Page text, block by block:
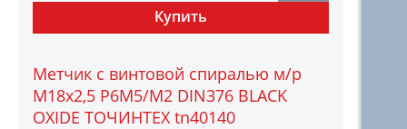
Метчик с винтовой спиралью м/р
М18х2,5 Р6М5/М2 DIN376 BLACK
OXIDE ТОЧИНТЕХ tn40140